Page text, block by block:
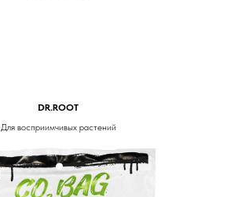
DR.ROOT
Для восприимчивых растений